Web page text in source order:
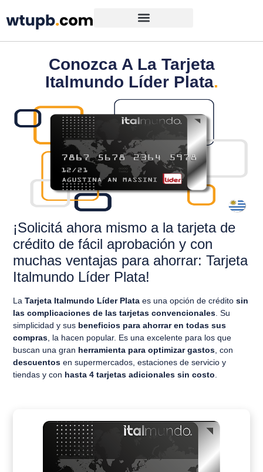
Conozca A La Tarjeta
Italmundo Líder Plata.
¡Solicitá ahora mismo a la tarjeta de
crédito de fácil aprobación y con
muchas ventajas para ahorrar: Tarjeta
Italmundo Líder Plata!
La Tarjeta Italmundo Líder Plata es una opción de crédito sin
las complicaciones de las tarjetas convencionales. Su
simplicidad y sus beneficios para ahorrar en todas sus
compras, la hacen popular. Es una excelente para los que
buscan una gran herramienta para optimizar gastos, con
descuentos en supermercados, estaciones de servicio y
tiendas y con hasta 4 tarjetas adicionales sin costo.